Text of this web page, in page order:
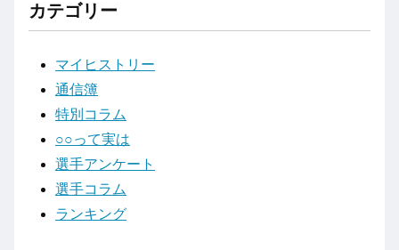
カテゴリー
マイヒストリー
通信簿
特別コラム
○○って実は
選手アンケート
選手コラム
ランキング